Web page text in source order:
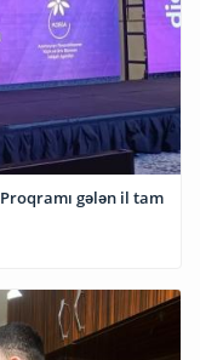
gələn il tam